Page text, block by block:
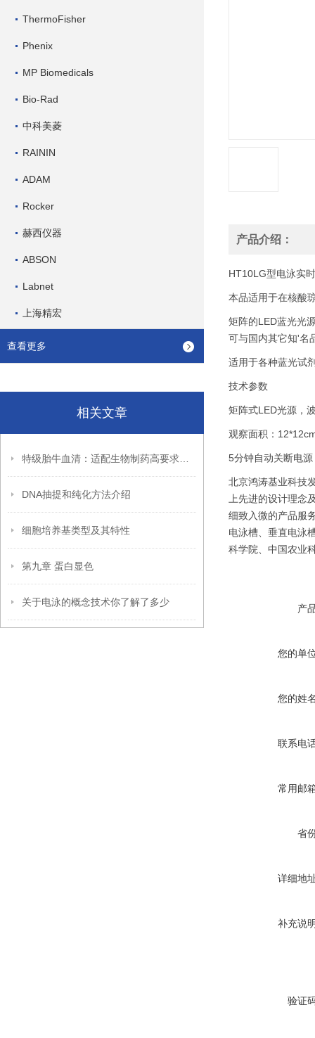
ThermoFisher
Phenix
MP Biomedicals
Bio-Rad
中科美菱
RAININ
ADAM
Rocker
赫西仪器
ABSON
Labnet
上海精宏
查看更多
相关文章
DNA抽提和纯化方法介绍
细胞培养基类型及其特性
第九章 蛋白显色
关于电泳的概念技术你了解了多少
产品介绍：
HT10LG型电泳实
本品适用于在核酸
矩阵的LED蓝光光
可与国内其它知'名
适用于各种蓝光试
技术参数
矩阵式LED光源，
观察面积：
5分钟自动关断电源
北京鸿涛基业科技
上先进的设计理
细致入微的产品服
电泳槽、垂直电泳
科学院、中国农业
产
您的单
您的姓
联系电
常用邮
省
详细地
补充说
验证